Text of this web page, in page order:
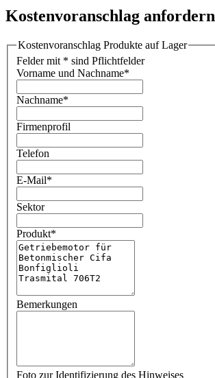
Kostenvoranschlag anfordern
Kostenvoranschlag Produkte auf Lager
Felder mit * sind Pflichtfelder
Vorname und Nachname*
Nachname*
Firmenprofil
Telefon
E-Mail*
Sektor
Produkt*
Bemerkungen
Foto zur Identifizierung des Hinweises